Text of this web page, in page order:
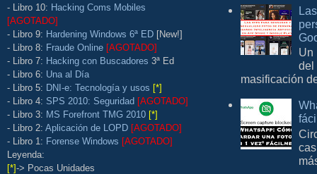
- Libro 10: Hacking Coms Mobiles
[AGOTADO]
- Libro 9: Hardening Windows 6ª ED [New!]
- Libro 8: Fraude Online [AGOTADO]
- Libro 7: Hacking con Buscadores 3ª Ed
- Libro 6: Una al Día
- Libro 5: DNI-e: Tecnología y usos [*]
- Libro 4: SPS 2010: Seguridad [AGOTADO]
- Libro 3: MS Forefront TMG 2010 [*]
- Libro 2: Aplicación de LOPD [AGOTADO]
- Libro 1: Forense Windows [AGOTADO]
Leyenda:
[*]-> Pocas Unidades
Un
del
masificación